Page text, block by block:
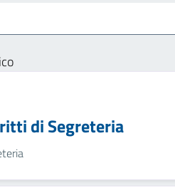
di Segreteria